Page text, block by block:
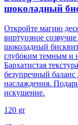
шоколадный
Откройте магию
виртуозное
шоколадный
глубоким темным и
Бархатистая
безупречный баланс
наслаждения.
искушение.
120 gr